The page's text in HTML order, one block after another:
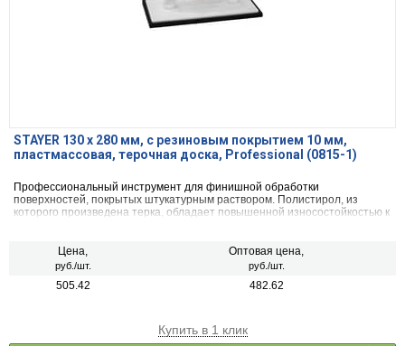
STAYER 130 x 280 мм, с резиновым покрытием 10 мм,
пластмассовая, терочная доска, Professional (0815-1)
Профессиональный инструмент для финишной обработки
поверхностей, покрытых штукатурным раствором. Полистирол, из
которого произведена терка, обладает повышенной износостойкостью к
Цена,
руб./шт.
Оптовая цена,
руб./шт.
505.42 482.62
Купить в 1 клик